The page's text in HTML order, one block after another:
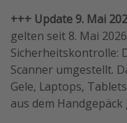
+++ Update 9. Mai
gelten seit 8. Mai
Sicherheitskontrolle:
Scanner umgestellt.
Gele, Laptops,
aus dem